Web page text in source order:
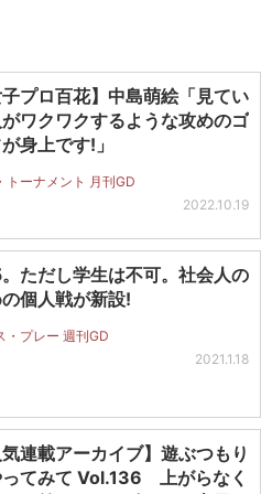
子プロ百花】中島萌絵「見てい
ワクワクするような攻めのゴ
身上です!」
トーナメント 月刊GD
2022.10.19
ただし学生は不可。社会人の
個人戦が新設!
・プレー 週刊GD
2021.1.18
気連載アーカイブ】遊ぶつもり
てみて Vol.136 上がらなく